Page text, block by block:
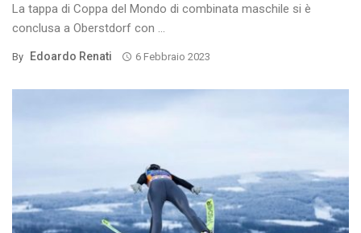
La tappa di Coppa del Mondo di combinata maschile si è
conclusa a Oberstdorf con ...
By Edoardo Renati 6 Febbraio 2023